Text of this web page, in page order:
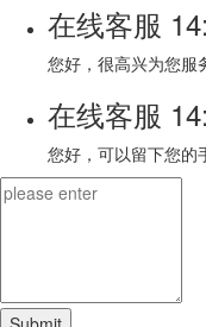
在线客服
您好，很高兴为您服
在线客服
您好，可以留下您的